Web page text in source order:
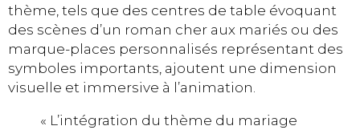
thème, tels que des centres de table évoquant
des scènes d’un roman cher aux mariés ou des
marque-places personnalisés représentant des
symboles importants, ajoutent une dimension
visuelle et immersive à l’animation.
« L’intégration du thème du mariage